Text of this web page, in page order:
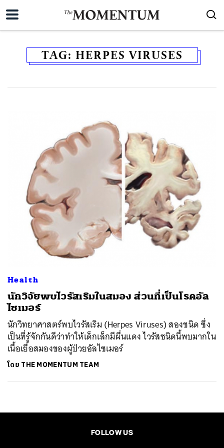
TAG: HERPES VIRUSES
Health
นักวิจัยพบไวรัสเริมในสมอง ส่วนที่เป็นโรคอัล
ไซเมอร์
นักวิทยาศาสตร์พบไวรัสเริม (Herpes Viruses) สองชนิด ซึ่ง
เป็นที่รู้จักกันดีว่าทำให้เด็กเล็กมีผื่นแดง ไวรัสชนิดนี้พบมากใน
เนื้อเยื่อสมองของผู้ป่วยอัลไซเมอร์
โดย THE MOMENTUM TEAM
FOLLOW US
SHARE TWEET